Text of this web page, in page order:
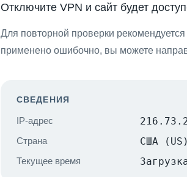
Отключите VPN и сайт будет
Для повторной проверки
применено ошибочно, вы можете
СВЕДЕНИЯ
IP-адрес
Страна США (US)
Текущее время